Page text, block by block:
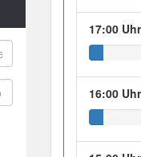
17:00 Uhr
16:00 Uhr